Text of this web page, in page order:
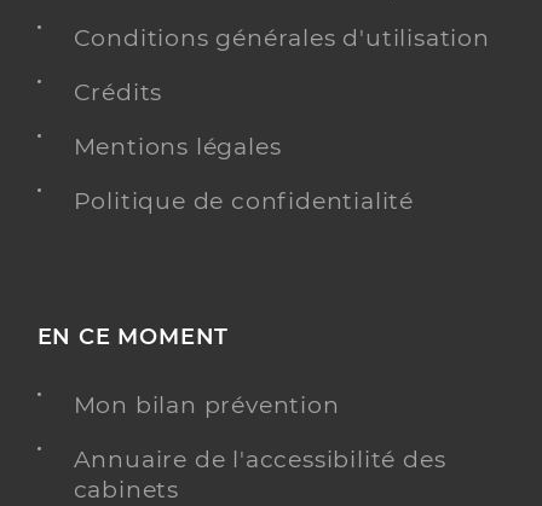
Conditions générales d'utilisation
Crédits
Mentions légales
Politique de confidentialité
EN CE MOMENT
Mon bilan prévention
Annuaire de l'accessibilité des
cabinets